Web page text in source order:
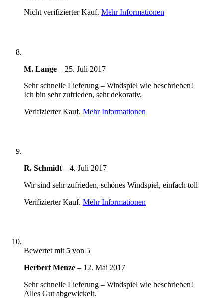
Nicht verifizierter Kauf. Mehr Informationen
M. Lange – 25. Juli 2017
Sehr schnelle Lieferung – Windspiel wie beschrieben!
Ich bin sehr zufrieden, sehr dekorativ.
Verifizierter Kauf. Mehr Informationen
R. Schmidt – 4. Juli 2017
Wir sind sehr zufrieden, schönes Windspiel, einfach toll
Verifizierter Kauf. Mehr Informationen
Bewertet mit 5 von 5
Herbert Menze – 12. Mai 2017
Sehr schnelle Lieferung – Windspiel wie beschrieben!
Alles Gut abgewickelt.